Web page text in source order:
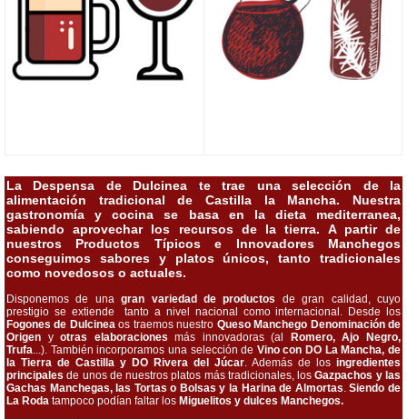
La Despensa de Dulcinea te trae una selección de la
alimentación tradicional de Castilla la Mancha. Nuestra
gastronomía y cocina se basa en la dieta mediterranea,
sabiendo aprovechar los recursos de la tierra. A partir de
nuestros Productos Típicos e Innovadores Manchegos
conseguimos sabores y platos únicos, tanto tradicionales
como novedosos o actuales.
Disponemos de unagran variedad de productos
de gran calidad, cuyo
prestigio se extiende tanto a nivel nacional como internacional. Desde los
Fogones de Dulcineaos traemos nuestro Queso Manchego Denominación de
Origen yotras elaboraciones más innovadoras (al
Romero, Ajo Negro,
Trufa...). También incorporamos una selección de Vino con DO La Mancha, de
la Tierra de Castilla y DO Rivera del Júcar. Además de los ingredientes
principales de unos de nuestros platos más tradicionales, losGazpachos y las
Gachas Manchegas, las Tortas o Bolsas y la Harina de Almortas.Siendo de
La Roda tampoco podían faltar los Miguelitos y dulces Manchegos.